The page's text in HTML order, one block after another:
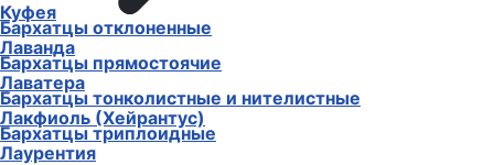
Бархатцы отклоненные
Бархатцы прямостоячие
Бархатцы тонколистные и нителистные
Бархатцы триплоидные
Куфея
Лаванда
Лаватера
Лакфиоль (Хейрантус)
Лаурентия